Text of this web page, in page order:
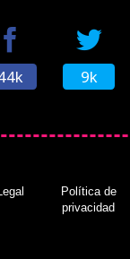
9k
Política de
privacidad